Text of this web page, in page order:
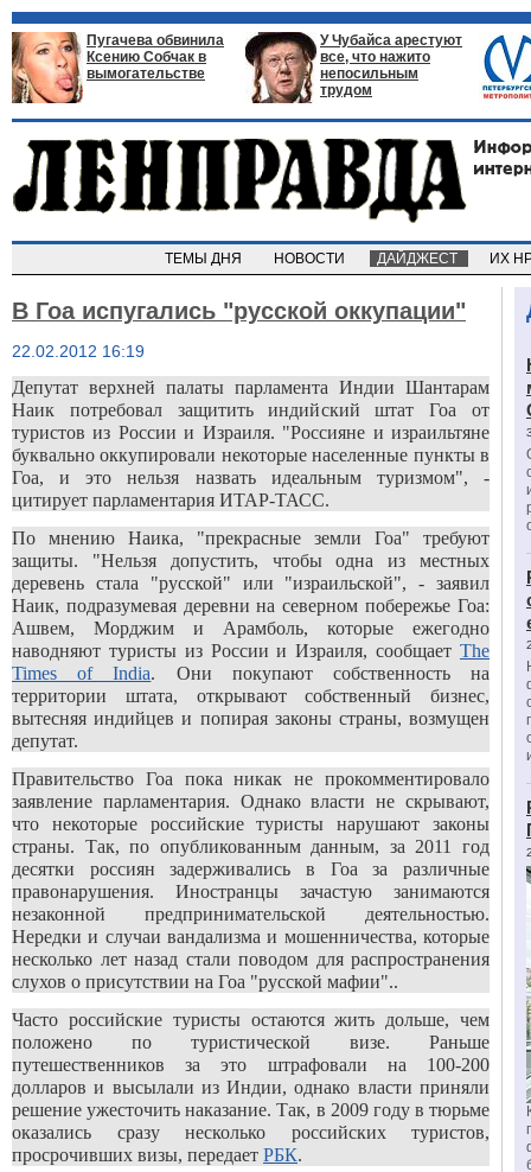
Пугачева обвинила
Ксению Собчак в
вымогательстве
У Чубайса арестуют
все, что нажито
непосильным
трудом
ТЕМЫ ДНЯ НОВОСТИ ДАЙДЖЕСТ ИХ
В Гоа испугались "русской оккупации"
22.02.2012 16:19
Депутат верхней палаты парламента Индии Шантарам
Наик потребовал защитить индийский штат Гоа от
туристов из России и Израиля. "Россияне и израильтяне
буквально оккупировали некоторые населенные пункты в
Гоа, и это нельзя назвать идеальным туризмом", -
цитирует парламентария ИТАР-ТАСС.
По мнению Наика, "прекрасные земли Гоа" требуют
защиты. "Нельзя допустить, чтобы одна из местных
деревень стала "русской" или "израильской", - заявил
Наик, подразумевая деревни на северном побережье Гоа:
Ашвем, Морджим и Арамболь, которые ежегодно
наводняют туристы из России и Израиля, сообщает The
Times of India. Они покупают собственность на
территории штата, открывают собственный бизнес,
вытесняя индийцев и попирая законы страны, возмущен
депутат.
Правительство Гоа пока никак не прокомментировало
заявление парламентария. Однако власти не скрывают,
что некоторые российские туристы нарушают законы
страны. Так, по опубликованным данным, за 2011 год
десятки россиян задерживались в Гоа за различные
правонарушения. Иностранцы зачастую занимаются
незаконной предпринимательской деятельностью.
Нередки и случаи вандализма и мошенничества, которые
несколько лет назад стали поводом для распространения
слухов о присутствии на Гоа "русской мафии"..
Часто российские туристы остаются жить дольше, чем
положено по туристической визе. Раньше
путешественников за это штрафовали на 100-200
долларов и высылали из Индии, однако власти приняли
решение ужесточить наказание. Так, в 2009 году в тюрьме
оказались сразу несколько российских туристов,
просрочивших визы, передает РБК.